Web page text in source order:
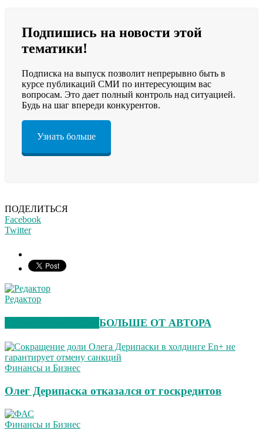
Подпишись на новости этой
тематики!
Подписка на выпуск позволит непрерывно быть в
курсе публикаций СМИ по интересующим вас
вопросам. Это дает полный контроль над ситуацией.
Будь на шаг впереди конкурентов.
Узнать больше
ПОДЕЛИТЬСЯ
Facebook
Twitter
Редактор
БОЛЬШЕ ОТ АВТОРА
Финансы и Бизнес
Олег Дерипаска отказался от госкредитов
Финансы и Бизнес